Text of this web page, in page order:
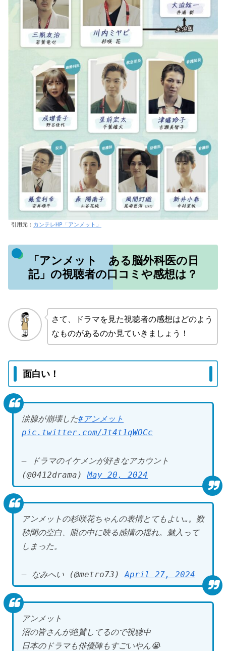
引用元： カンテレHP「アンメット」
「アンメット ある脳外科医の日
記」の視聴者の口コミや感想は？
さて、ドラマを見た視聴者の感想はどのよう
なものがあるのか見ていきましょう！
面白い！
涙腺が崩壊した#アンメット
pic.twitter.com/Jt4t1qWOCc
— ドラマのイケメンが好きなアカウント
(@0412drama)May 20, 2024
アンメットの杉咲花ちゃんの表情とてもよい…。数
秒間の空白、眼の中に映る感情の揺れ。魅入って
しまった。
— なみへい (@metro73)April 27, 2024
アンメット
沼の皆さんが絶賛してるので視聴中
日本のドラマも俳優陣もすごいやん😭